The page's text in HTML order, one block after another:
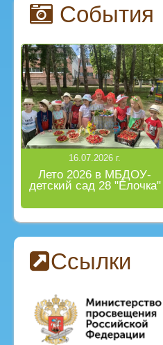
События
16.07.2026 г.
Лето 2026 в МБДОУ-
детский сад 28 "Ёлочка"
Ссылки